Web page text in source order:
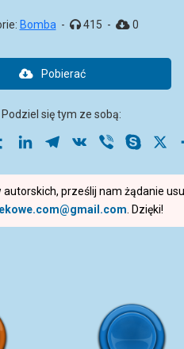
Bomba - 415 - 0
Pobierać
Podziel się tym ze sobą:
TumblrLinkedInTelegram
VK Viber Skype
prześlij nam żądanie
. Dzięki!